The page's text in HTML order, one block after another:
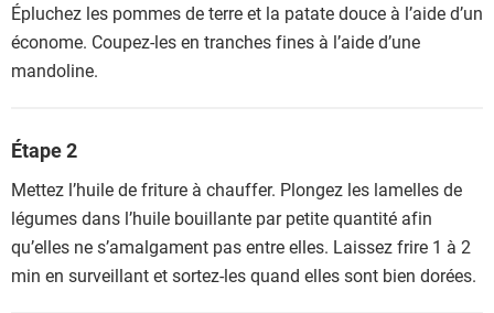
Épluchez les pommes de terre et la patate douce à l’aide d’un
économe. Coupez-les en tranches fines à l’aide d’une
mandoline.
Étape 2
Mettez l’huile de friture à chauffer. Plongez les lamelles de
légumes dans l’huile bouillante par petite quantité afin
qu’elles ne s’amalgament pas entre elles. Laissez frire 1 à 2
min en surveillant et sortez-les quand elles sont bien dorées.